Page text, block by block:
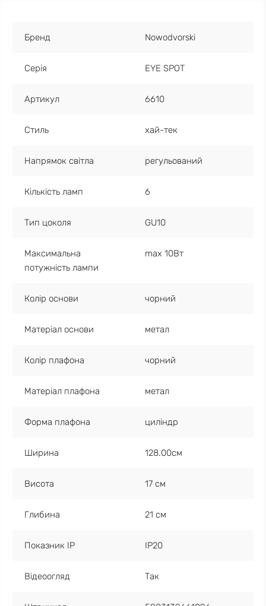
Бренд Nowodvorski
Серія EYE SPOT
Артикул 6610
Стиль хай-тек
Напрямок світла регульований
Кількість ламп 6
Тип цоколя GU10
Максимальна
потужність лампи
max 10Вт
Колір основи чорний
Матеріал основи метал
Колір плафона чорний
Матеріал плафона метал
Форма плафона циліндр
Ширина 128.00см
Висота 17 см
Глибина 21 см
Показник IP IP20
Відеоогляд Так